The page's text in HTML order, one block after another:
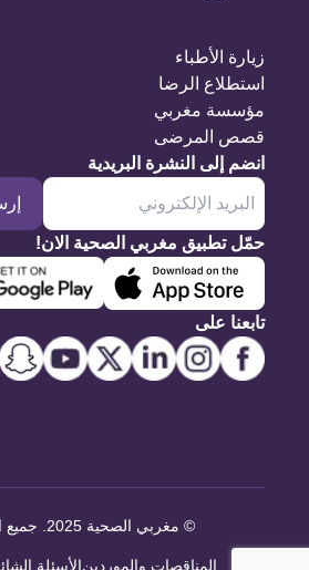
زيارة الأطباء
استطلاع الرضا
مؤسسة مغربي
قصص المرضى
انضم إلى النشرة البريدية
حمّل تطبيق مغربي الصحية الان!
تابعنا على
© مغربي الصحية 2025. جميع الحقوق محفوظة
المناقصات والموردينالأسئلة